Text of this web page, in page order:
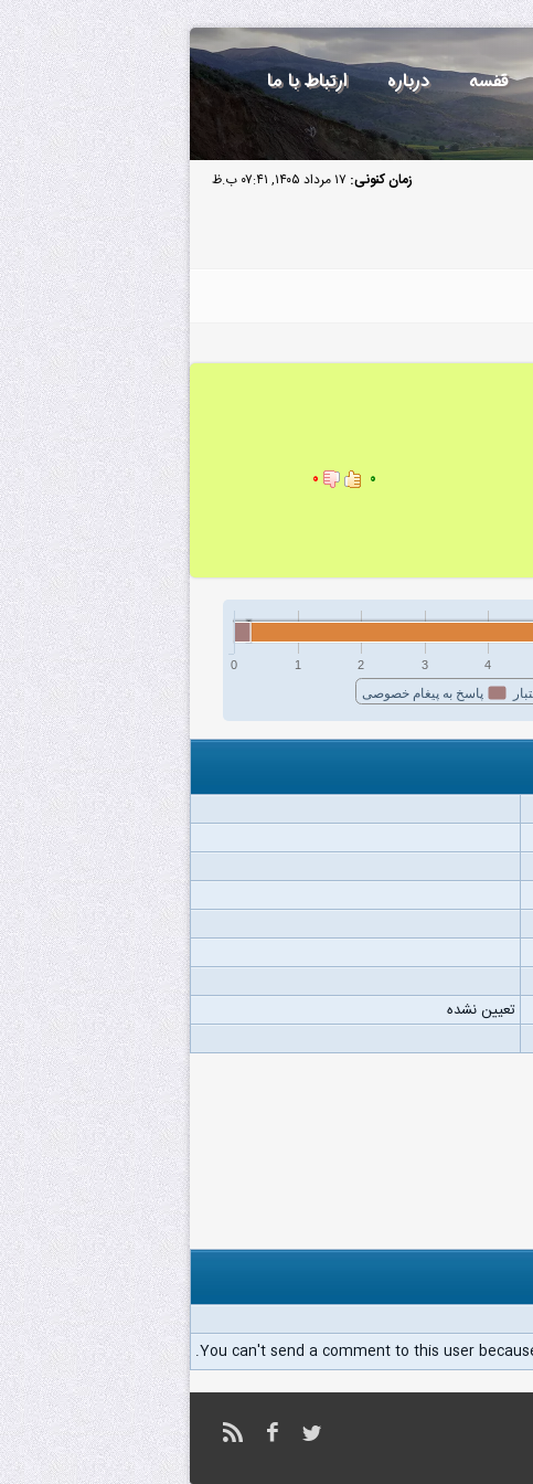
قفسه درباره ارتباط با ما
زمان کنونی: ۱۷ مرداد ۱۴۰۵, ۰۷:۴۱ ب.ظ
۰ ۰
پاسخ به پیغام خصوصی
0 1 2 3 4
تعیین نشده
You can't send a comment to this user